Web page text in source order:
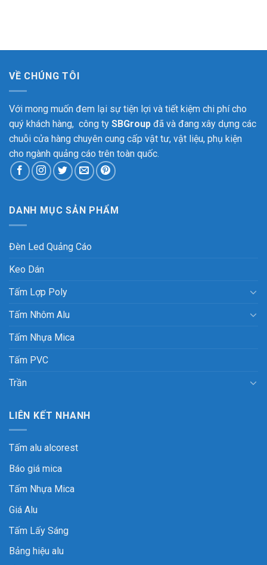
VỀ CHÚNG TÔI
Với mong muốn đem lại sự tiện lợi và tiết kiệm chi phí cho
quý khách hàng, công ty SBGroup đã và đang xây dựng các
chuỗi cửa hàng chuyên cung cấp vật tư, vật liệu, phụ kiện
cho ngành quảng cáo trên toàn quốc.
DANH MỤC SẢN PHẨM
Đèn Led Quảng Cáo
Keo Dán
Tấm Lợp Poly
Tấm Nhôm Alu
Tấm Nhựa Mica
Tấm PVC
Trần
LIÊN KẾT NHANH
Tấm alu alcorest
Báo giá mica
Tấm Nhựa Mica
Giá Alu
Tấm Lấy Sáng
Bảng hiệu alu